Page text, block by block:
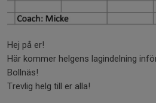
Hej på er!
Här kommer helgens lagindelning
Bollnäs!
Trevlig helg till er alla!